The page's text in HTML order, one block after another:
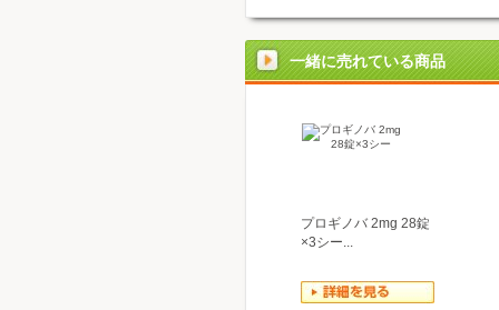
一緒に売れている商品
プロギノバ 2mg 28錠
×3シー...